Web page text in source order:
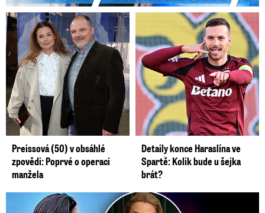
Preissová (50) v obsáhlé
zpovědi: Poprvé o operaci
manžela
Detaily konce Haraslína ve
Spartě: Kolik bude u šejka
brát?
Germáni z Jejího těla: Odstěhuj se, vzkázali jí krajané